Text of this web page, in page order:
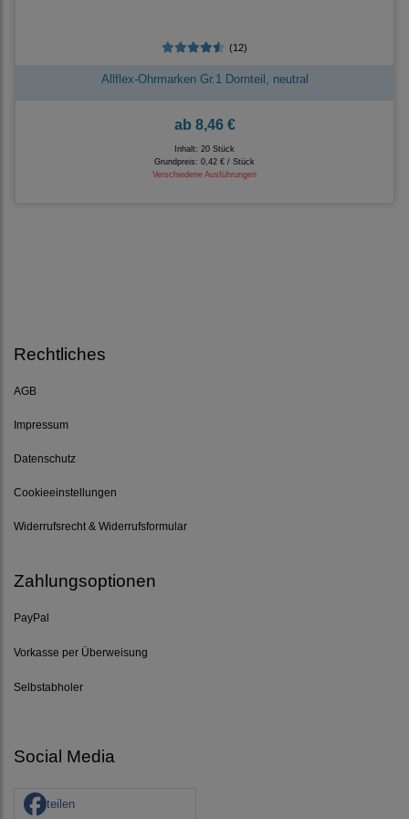
(12)
Allflex-Ohrmarken Gr.1 Dornteil, neutral
ab 8,46 €
Inhalt: 20 Stück
Grundpreis: 0,42 € / Stück
Verschiedene Ausführungen
Rechtliches
AGB
Impressum
Datenschutz
Cookieeinstellungen
Widerrufsrecht & Widerrufsformular
Zahlungsoptionen
PayPal
Vorkasse per Überweisung
Selbstabholer
Social Media
teilen